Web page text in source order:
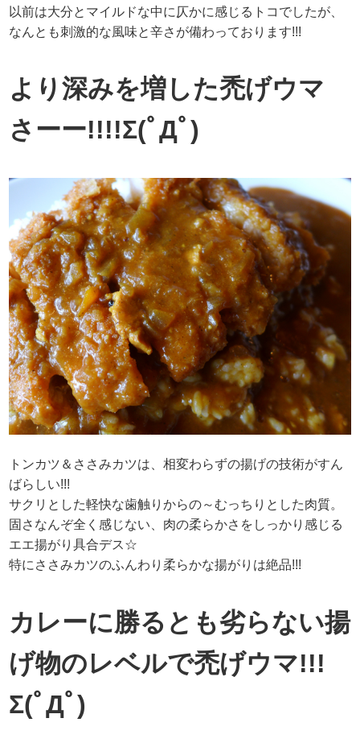
以前は大分とマイルドな中に仄かに感じるトコでしたが、
なんとも刺激的な風味と辛さが備わっております!!!
より深みを増した禿げウマ
さーー!!!!Σ(ﾟДﾟ)
トンカツ＆ささみカツは、相変わらずの揚げの技術がすん
ばらしい!!!
サクリとした軽快な歯触りからの～むっちりとした肉質。
固さなんぞ全く感じない、肉の柔らかさをしっかり感じる
エエ揚がり具合デス☆
特にささみカツのふんわり柔らかな揚がりは絶品!!!
カレーに勝るとも劣らない揚
げ物のレベルで禿げウマ!!!
Σ(ﾟДﾟ)